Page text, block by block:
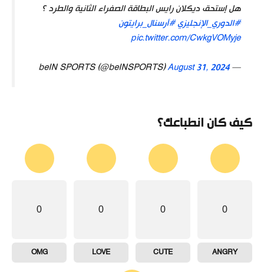
هل إستحق ديكلان رايس البطاقة الصفراء الثانية والطرد ؟
#الدوري_الإنجليزي#آرسنال_برايتون
pic.twitter.com/CwkgVOMyje
— beIN SPORTS (@beINSPORTS)
August 31, 2024
كيف كان انطباعك؟
0
ANGRY
0
CUTE
0
LOVE
0
OMG